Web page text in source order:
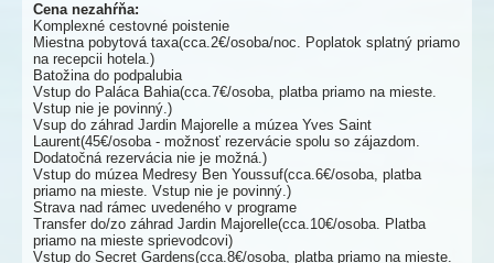
Cena nezahŕňa:
Komplexné cestovné poistenie
Miestna pobytová taxa(cca.2€/osoba/noc. Poplatok splatný priamo
na recepcii hotela.)
Batožina do podpalubia
Vstup do Paláca Bahia(cca.7€/osoba, platba priamo na mieste.
Vstup nie je povinný.)
Vsup do záhrad Jardin Majorelle a múzea Yves Saint
Laurent(45€/osoba - možnosť rezervácie spolu so zájazdom.
Dodatočná rezervácia nie je možná.)
Vstup do múzea Medresy Ben Youssuf(cca.6€/osoba, platba
priamo na mieste. Vstup nie je povinný.)
Strava nad rámec uvedeného v programe
Transfer do/zo záhrad Jardin Majorelle(cca.10€/osoba. Platba
priamo na mieste sprievodcovi)
Vstup do Secret Gardens(cca.8€/osoba, platba priamo na mieste.